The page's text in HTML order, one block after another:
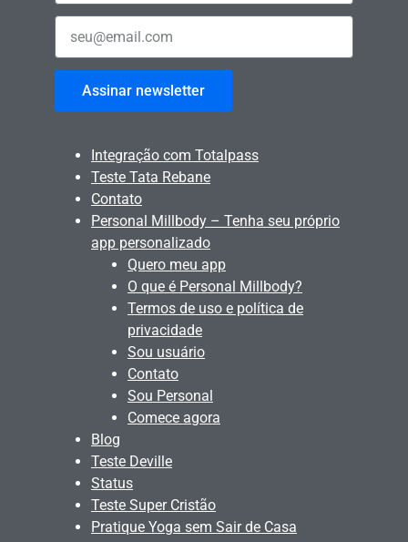
Assinar newsletter
Integração com Totalpass
Teste Tata Rebane
Contato
Personal Millbody – Tenha seu próprio
app personalizado
Quero meu app
O que é Personal Millbody?
Termos de uso e política de
privacidade
Sou usuário
Contato
Sou Personal
Comece agora
Blog
Teste Deville
Status
Teste Super Cristão
Pratique Yoga sem Sair de Casa